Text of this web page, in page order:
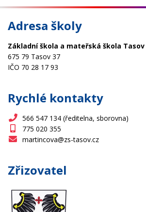
Adresa školy
Základní škola a mateřská škola Tasov
675 79 Tasov 37
IČO 70 28 17 93
Rychlé kontakty
566 547 134 (ředitelna, sborovna)
775 020 355
martincova@zs-tasov.cz
Zřizovatel